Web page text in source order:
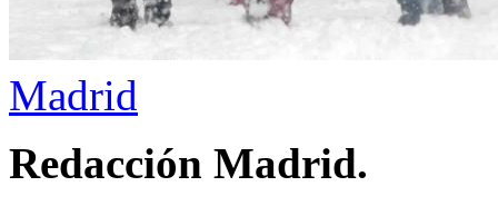
Madrid
Redacción Madrid.